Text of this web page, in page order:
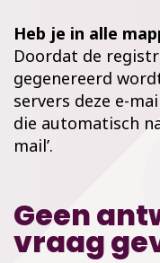
Heb je in alle
Doordat de
gegenereerd
servers deze e-
die automatisch
mail’.
Geen
vraag